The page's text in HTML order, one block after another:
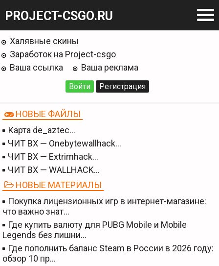
PROJECT-CSGO.RU
Халявные скины
Заработок на Project-csgo
Ваша ссылка
Ваша реклама
Войти Регистрация
НОВЫЕ ФАЙЛЫ
Карта de_aztec…
ЧИТ BX — Onebytewallhack…
ЧИТ BX — Extrimhack…
ЧИТ BX — WALLHACK…
НОВЫЕ МАТЕРИАЛЫ
Покупка лицензионных игр в интернет-магазине:
что важно знат…
Где купить валюту для PUBG Mobile и Mobile
Legends без лишни…
Где пополнить баланс Steam в России в 2026 году:
обзор 10 пр…